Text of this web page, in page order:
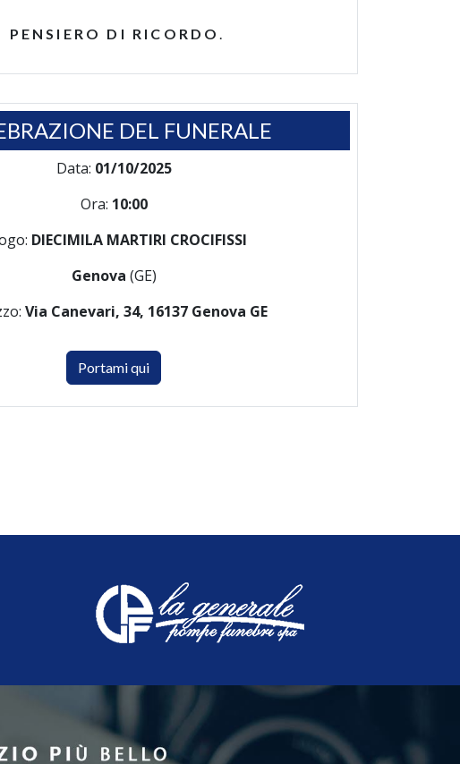
PENSIERO DI RICORDO.
DEL FUNERALE
Data: 01/10/2025
Ora: 10:00
DIECIMILA MARTIRI CROCIFISSI
Genova (GE)
Via Canevari, 34, 16137 Genova GE
Portami qui